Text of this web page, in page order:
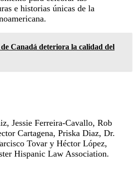
e historias únicas de la
Canadá deteriora la calidad del
Jessie Ferreira-Cavallo, Rob
Cartagena, Priska Diaz, Dr.
Tovar y Héctor López,
Hispanic Law Association.